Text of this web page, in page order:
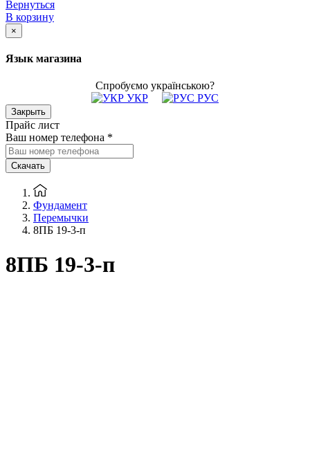
Вернуться
В корзину
×
Язык магазина
Спробуємо українською?
УКР
РУС
Закрыть
Прайс лист
Ваш номер телефона *
Скачать
Фундамент
Перемычки
8ПБ 19-3-п
8ПБ 19-3-п